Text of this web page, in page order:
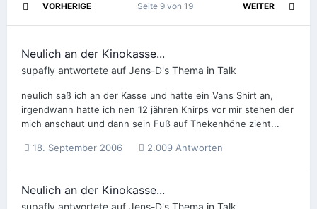
VORHERIGE WEITER
Seite 9 von 19
Neulich an der Kinokasse...
supafly antwortete auf Jens-D's Thema in Talk
neulich saß ich an der Kasse und hatte ein Vans Shirt an,
irgendwann hatte ich nen 12 jähren Knirps vor mir stehen der
mich anschaut und dann sein Fuß auf Thekenhöhe zieht...
18. September 2006 2.009 Antworten
Neulich an der Kinokasse...